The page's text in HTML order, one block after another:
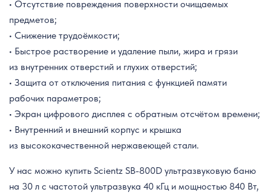
• Отсутствие повреждения поверхности очищаемых
предметов;
• Снижение трудоёмкости;
• Быстрое растворение и удаление пыли, жира и грязи
из внутренних отверстий и глухих отверстий;
• Защита от отключения питания с функцией памяти
рабочих параметров;
• Экран цифрового дисплея с обратным отсчётом времени;
• Внутренний и внешний корпус и крышка
из высококачественной нержавеющей стали.
У нас можно купить Scientz SB-800D ультразвуковую баню
на 30 л с частотой ультразвука 40 кГц и мощностью 840 Вт,